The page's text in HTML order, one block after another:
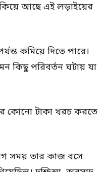
আছে এই লড়াইয়ের
কমিয়ে দিতে পারে।
কিছু পরিবর্তন ঘটায় যা
কোনো টাকা খরচ করতে
সময় তার কাজ বসে